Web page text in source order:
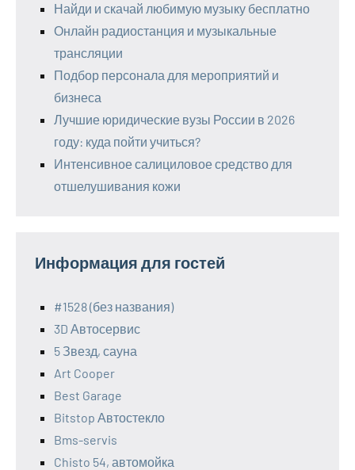
Найди и скачай любимую музыку бесплатно
Онлайн радиостанция и музыкальные
трансляции
Подбор персонала для мероприятий и
бизнеса
Лучшие юридические вузы России в 2026
году: куда пойти учиться?
Интенсивное салициловое средство для
отшелушивания кожи
Информация для гостей
#1528 (без названия)
3D Автосервис
5 Звезд, сауна
Art Cooper
Best Garage
Bitstop Автостекло
Bms-servis
Chisto 54, автомойка